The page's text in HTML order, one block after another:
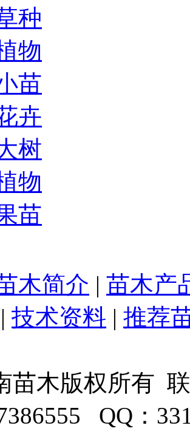
种
物
苗
卉
树
物
苗
木简介 | 苗木产
| 技术资料 | 推荐
苗木版权所有
QQ：